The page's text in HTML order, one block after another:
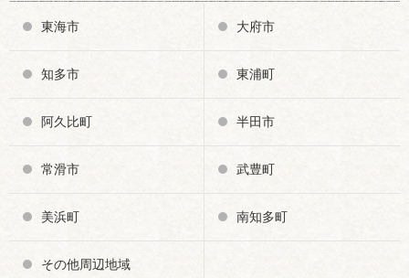
東海市 大府市
知多市 東浦町
阿久比町 半田市
常滑市 武豊町
美浜町 南知多町
その他周辺地域